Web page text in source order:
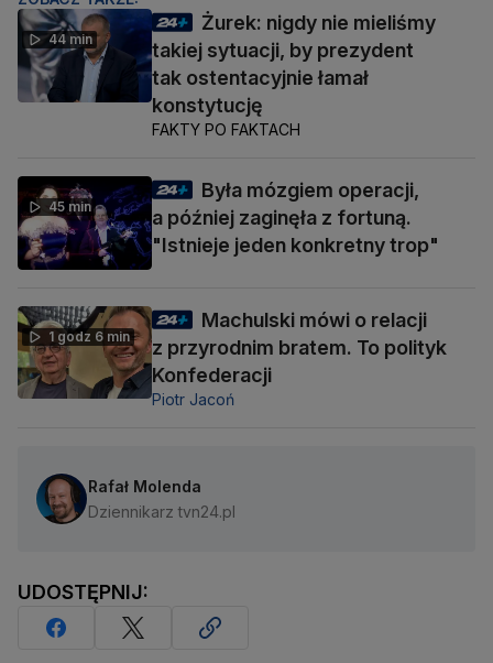
44 min
Żurek: nigdy nie mieliśmy
takiej sytuacji, by prezydent
tak ostentacyjnie łamał
konstytucję
FAKTY PO FAKTACH
45 min
Była mózgiem operacji,
a później zaginęła z fortuną.
"Istnieje jeden konkretny trop"
1 godz 6 min
Machulski mówi o relacji
z przyrodnim bratem. To polityk
Konfederacji
Piotr Jacoń
Rafał Molenda
Dziennikarz tvn24.pl
UDOSTĘPNIJ: